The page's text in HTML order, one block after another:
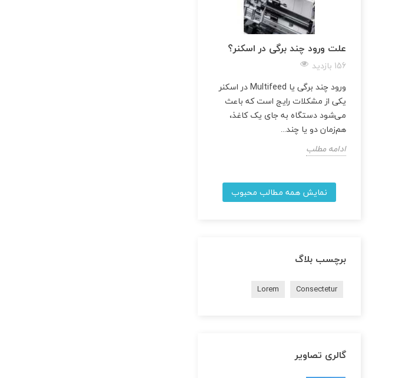
علت ورود چند برگی در اسکنر؟
156 بازدید
ورود چند برگی یا Multifeed در اسکنر
یکی از مشکلات رایج است که باعث
می‌شود دستگاه به جای یک کاغذ،
هم‌زمان دو یا چند...
ادامه مطلب
نمایش همه مطالب محبوب
برچسب بلاگ
Consectetur
Lorem
گالری تصاویر